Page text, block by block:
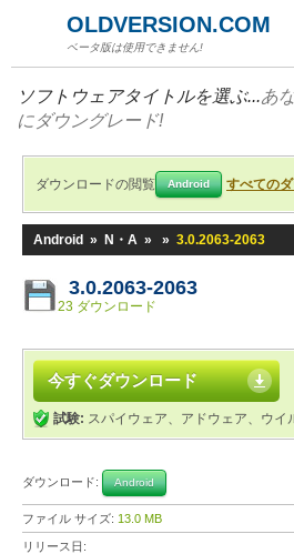
OLDVERSION.COM
ベータ版は使用できません!
ソフトウェアタイトルを選ぶ...あ
にダウングレード!
ダウンロードの閲覧 Android すべての
Android » N・A » » 3.0.2063-2063
3.0.2063-2063
23 ダウンロード
今すぐダウンロード
試験: スパイウェア、アドウェア、ウイ
ダウンロード: Android
ファイル サイズ: 13.0 MB
リリース日: